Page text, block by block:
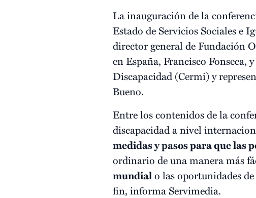
La inauguración de la
Estado de Servicios Sociales e
director general de Fundación
en España, Francisco Fonseca,
Discapacidad (Cermi) y
Bueno.
Entre los contenidos de la
discapacidad a nivel
medidas y pasos para que las
ordinario de una manera más
mundialo las oportunidades
fin, informa Servimedia.